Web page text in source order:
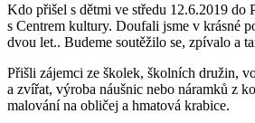
Kdo přišel s dětmi ve středu 12.6.2019
s Centrem kultury. Doufali jsme v krásné
dvou let.. Budeme soutěžilo se, zpívalo a
Přišli zájemci ze školek, školních družin,
a zvířat, výroba náušnic nebo náramků z
malování na obličej a hmatová krabice.